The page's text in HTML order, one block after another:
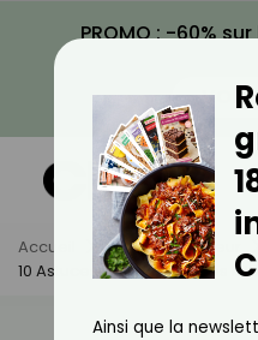
PROMO : -60%
VOIR
Accueil Actus
Minceur
10 Astuces Pour Perdre Ses
Ainsi que la